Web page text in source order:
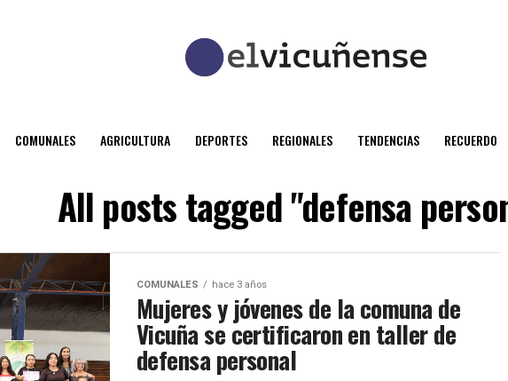
COMUNALES AGRICULTURA DEPORTES REGIONALES TENDENCIAS RECUERDO
All posts tagged "defensa
COMUNALES hace 3 años
Mujeres y jóvenes de la comuna de
Vicuña se certificaron en taller de
defensa personal